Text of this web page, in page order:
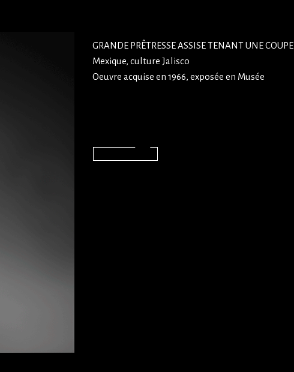
GRANDE PRÊTRESSE ASSISE TENANT UNE COUPE
Mexique, culture Jalisco
Oeuvre acquise en 1966, exposée en Musée